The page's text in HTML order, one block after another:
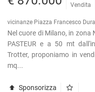
Vendita
vicinanze Piazza Francesco
Nel cuore di Milano, in zona
PASTEUR e a 50 mt
Trotter, proponiamo in
mq...
Sponsorizza